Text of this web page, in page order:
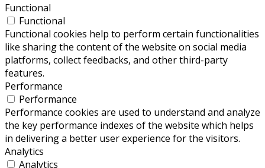
Functional
Functional
Functional cookies help to perform certain functionalities
like sharing the content of the website on social media
platforms, collect feedbacks, and other third-party
features.
Performance
Performance
Performance cookies are used to understand and analyze
the key performance indexes of the website which helps
in delivering a better user experience for the visitors.
Analytics
Analytics